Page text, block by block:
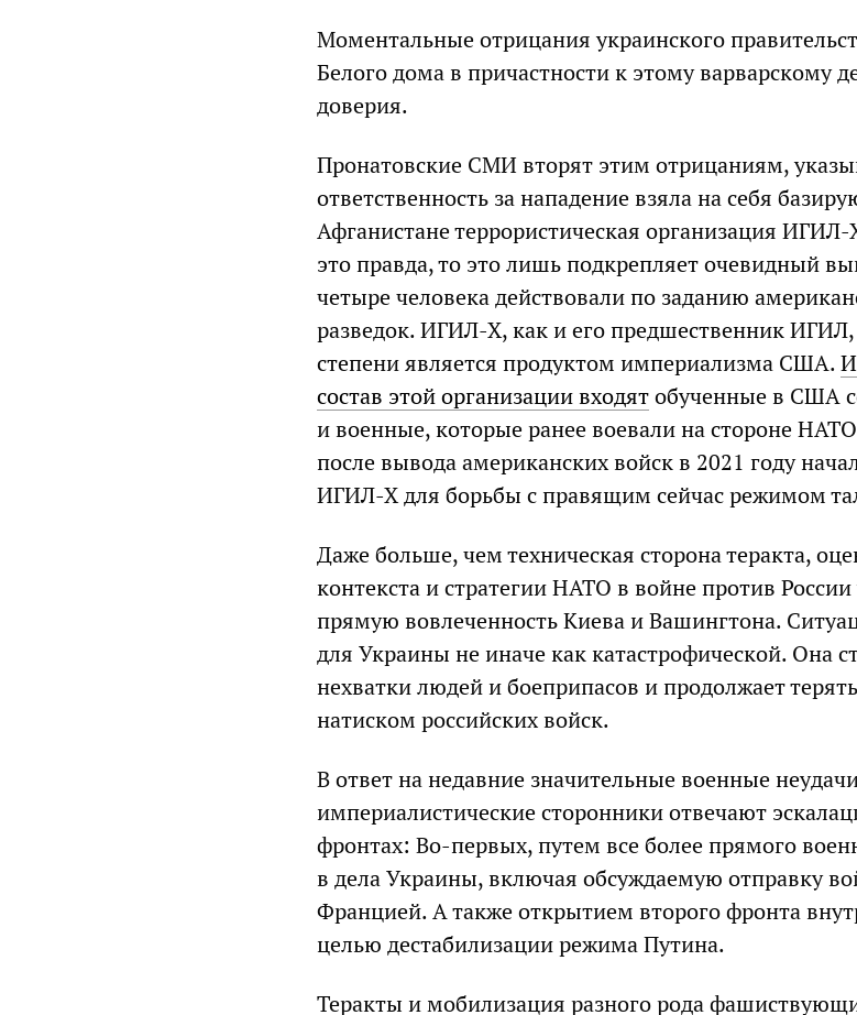
Моментальные отрицания украинского
Белого дома в причастности к этому варварскому
доверия.
Пронатовские СМИ вторят этим отрицаниям,
ответственность за нападение взяла на себя
Афганистане террористическая организация
это правда, то это лишь подкрепляет очевидный
четыре человека действовали по заданию
разведок. ИГИЛ-Х, как и его предшественник ИГИЛ,
степени является продуктом империализма США.
состав этой организации входятобученные в США
и военные, которые ранее воевали на стороне
после вывода американских войск в 2021 году
ИГИЛ-Х для борьбы с правящим сейчас режимом
Даже больше, чем техническая сторона теракта,
контекста и стратегии НАТО в войне против
прямую вовлеченность Киева и Вашингтона.
для Украины не иначе как катастрофической. Она
нехватки людей и боеприпасов и продолжает
натиском российских войск.
В ответ на недавние значительные военные
империалистические сторонники отвечают
фронтах: Во-первых, путем все более прямого
в дела Украины, включая обсуждаемую отправку
Францией. А также открытием второго фронта
целью дестабилизации режима Путина.
Теракты и мобилизация разного рода